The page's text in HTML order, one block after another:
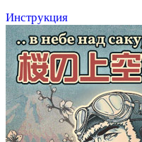
Инструкция